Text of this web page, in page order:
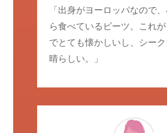
「出身がヨーロッパなので
ら食べているビーツ。これ
でとても懐かしいし、シー
晴らしい。」